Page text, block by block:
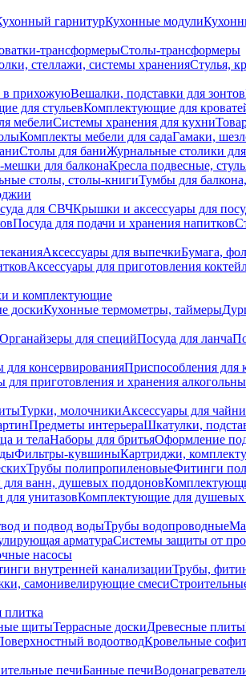
гарнитурКухонные модули
трансформерыСтолы-трансформеры
стеллажи, системы храненияСтулья,
в прихожуюВешалки, подставки для зонтов
для стульевКомплектующие для
мебелиСистемы хранения для кухни
Комплекты мебели для садаГамаки,
Столы для баниЖурнальные столики
мешки для балконаКресла подвесные,
столы, столы-книгиТумбы для
для СВЧКрышки и аксессуары для
Посуда для подачи и хранения напитков
Аксессуары для выпечкиБумага,
Аксессуары для приготовления
и комплектующие
доскиКухонные термометры, таймеры
Органайзеры для специйПосуда для ланча
для консервированияПриспособления для
для приготовления и хранения
Турки, молочникиАксессуары для
Предметы интерьераШкатулки,
и телаНаборы для бритьяОформление
Фильтры-кувшиныКартриджи,
Трубы полипропиленовыеФитинги
ванн, душевых поддонов
для унитазовКомплектующие для душевых
и подвод водыТрубы водопроводные
арматураСистемы защиты от
насосы
внутренней канализацииТрубы,
самонивелирующие смеси
плитка
щитыТеррасные доскиДревесные плиты
водоотводКровельные
печиБанные печи